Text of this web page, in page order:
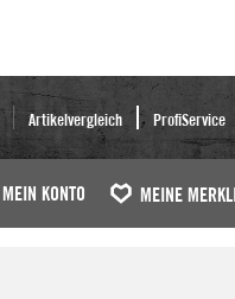
Artikelvergleich ProfiService
MEIN KONTO MEINE